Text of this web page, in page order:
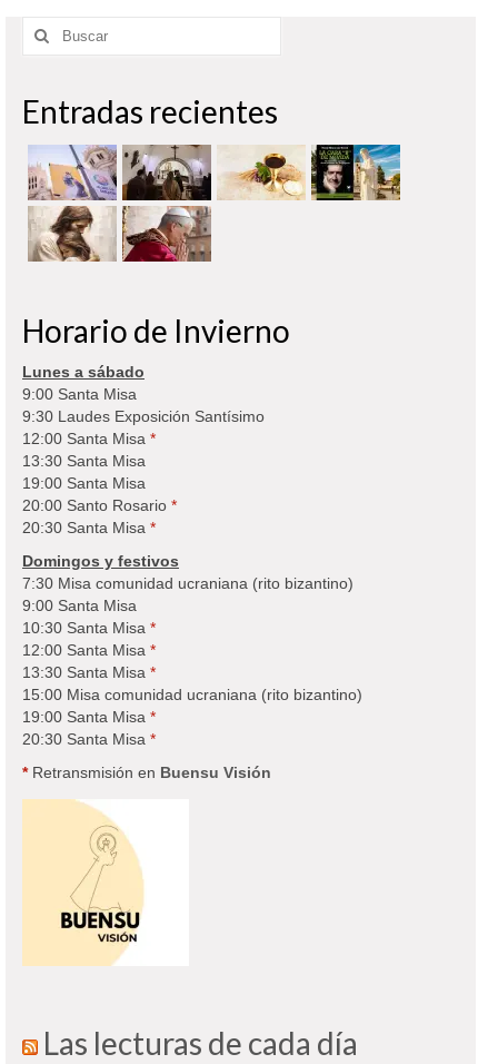
Buscar
por:
Entradas recientes
Horario de Invierno
Lunes a sábado
9:00 Santa Misa
9:30 Laudes Exposición Santísimo
12:00 Santa Misa *
13:30 Santa Misa
19:00 Santa Misa
20:00 Santo Rosario *
20:30 Santa Misa *
Domingos y festivos
7:30 Misa comunidad ucraniana (rito bizantino)
9:00 Santa Misa
10:30 Santa Misa *
12:00 Santa Misa *
13:30 Santa Misa *
15:00 Misa comunidad ucraniana (rito bizantino)
19:00 Santa Misa *
20:30 Santa Misa *
*Retransmisión en Buensu Visión
Las lecturas de cada día